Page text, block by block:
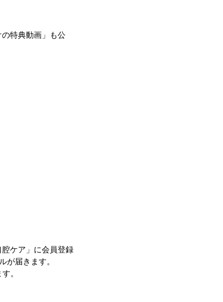
特典動画」も公
ケア」に会員登録
が届きます。
。